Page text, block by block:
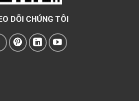
DÕI CHÚNG TÔI